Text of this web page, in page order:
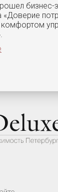
бизнес-
«Доверие
комфортом